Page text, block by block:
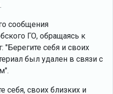
сообщения
ГО, обращаясь к
"Берегите себя и своих
был удален в связи c
себя, своих близких и